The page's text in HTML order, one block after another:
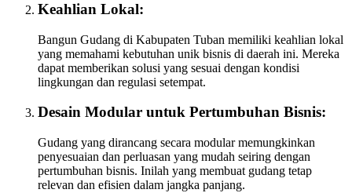
Keahlian Lokal:
Bangun Gudang di Kabupaten Tuban memiliki keahlian lokal
yang memahami kebutuhan unik bisnis di daerah ini. Mereka
dapat memberikan solusi yang sesuai dengan kondisi
lingkungan dan regulasi setempat.
Desain Modular untuk Pertumbuhan Bisnis:
Gudang yang dirancang secara modular memungkinkan
penyesuaian dan perluasan yang mudah seiring dengan
pertumbuhan bisnis. Inilah yang membuat gudang tetap
relevan dan efisien dalam jangka panjang.